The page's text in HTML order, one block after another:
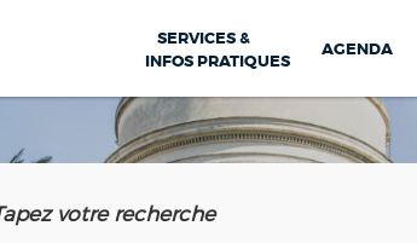
SERVICES &
INFOS PRATIQUES
AGENDA